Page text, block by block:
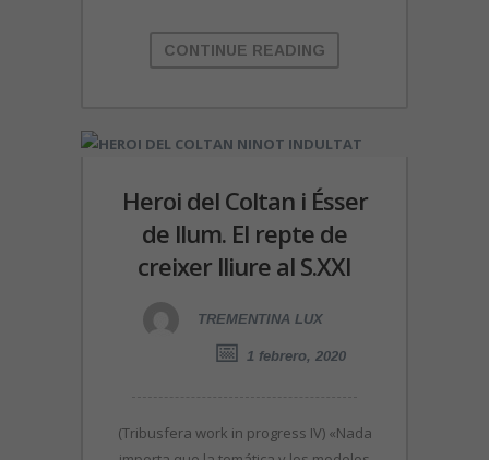
CONTINUE READING
Heroi del Coltan i Ésser
de llum. El repte de
creixer lliure al S.XXI
TREMENTINA LUX
1 febrero, 2020
(Tribusfera work in progress IV) «Nada